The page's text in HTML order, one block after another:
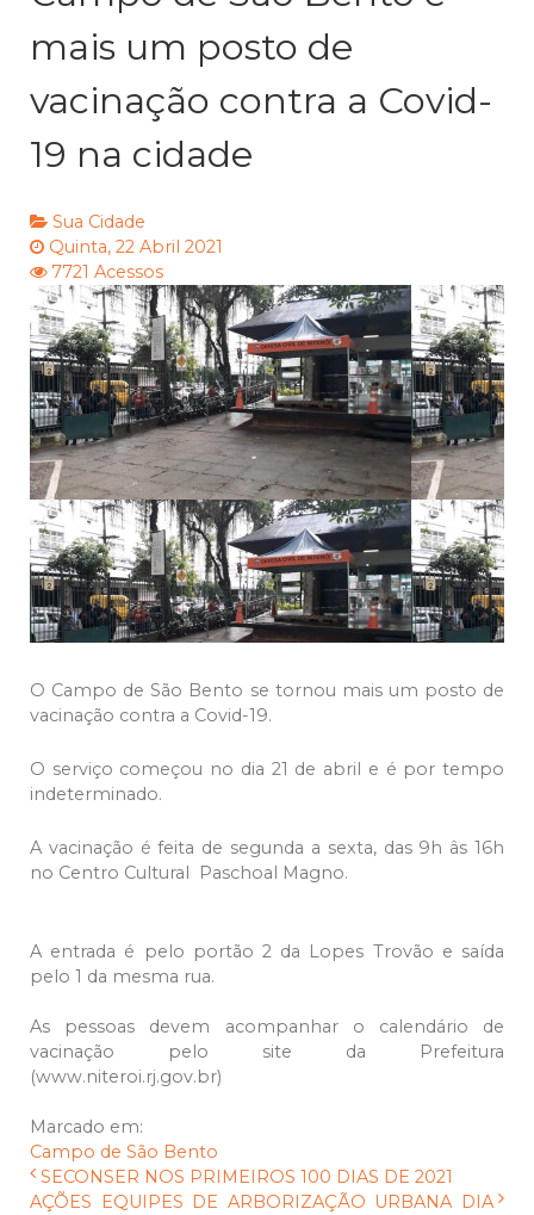
mais um posto de
vacinação contra a Covid-
19 na cidade
Sua Cidade
Quinta, 22 Abril 2021
7721 Acessos
O Campo de São Bento se tornou mais um posto de
vacinação contra a Covid-19.
O serviço começou no dia 21 de abril e é por tempo
indeterminado.
A vacinação é feita de segunda a sexta, das 9h âs 16h
no Centro Cultural Paschoal Magno.
A entrada é pelo portão 2 da Lopes Trovão e saída
pelo 1 da mesma rua.
As pessoas devem acompanhar o calendário de
vacinação pelo site da Prefeitura
(www.niteroi.rj.gov.br)
Marcado em:
Campo de São Bento
SECONSER NOS PRIMEIROS 100 DIAS DE 2021
AÇÕES EQUIPES DE ARBORIZAÇÃO URBANA DIA